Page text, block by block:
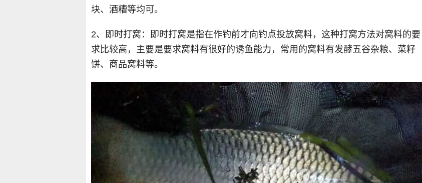
块、酒糟等均可。
2、即时打窝：即时打窝是指在作钓前才向钓点投放窝料，这种打窝方法对窝料的要
求比较高，主要是要求窝料有很好的诱鱼能力，常用的窝料有发酵五谷杂粮、菜籽
饼、商品窝料等。